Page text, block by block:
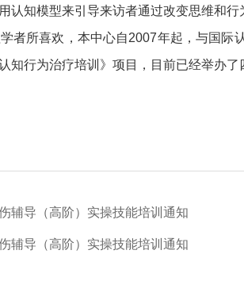
认知模型来引导来访者通过改变思维和
者所喜欢，本中心自2007年起，与国
知行为治疗培训》项目，目前已经举办
辅导（高阶）实操技能培训通知
辅导（高阶）实操技能培训通知